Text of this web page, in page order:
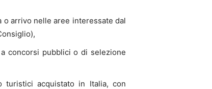
arrivo nelle aree interessate dal
concorsi pubblici o di selezione
acquistato in Italia, con